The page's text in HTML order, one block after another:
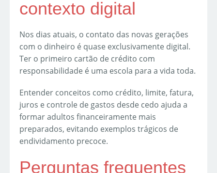
contexto digital
Nos dias atuais, o contato das novas gerações
com o dinheiro é quase exclusivamente digital.
Ter o primeiro cartão de crédito com
responsabilidade é uma escola para a vida toda.
Entender conceitos como crédito, limite, fatura,
juros e controle de gastos desde cedo ajuda a
formar adultos financeiramente mais
preparados, evitando exemplos trágicos de
endividamento precoce.
Perguntas frequentes